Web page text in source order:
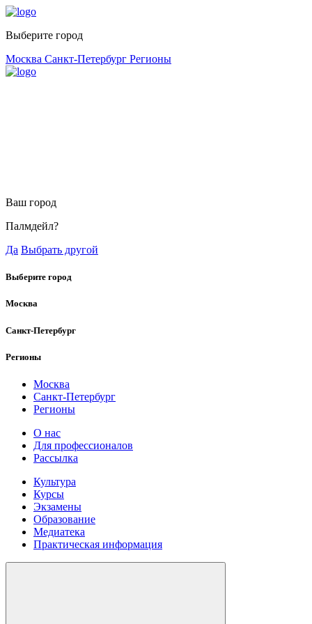
Выберите город
Москва Санкт-Петербург Регионы
Ваш город
Палмдейл?
Да Выбрать другой
Выберите город
Москва
Санкт-Петербург
Регионы
Москва
Санкт-Петербург
Регионы
О нас
Для профессионалов
Рассылка
Культура
Курсы
Экзамены
Образование
Медиатека
Практическая информация